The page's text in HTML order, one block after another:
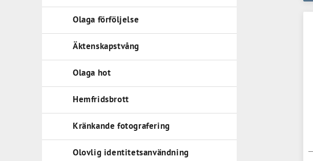
Olaga förföljelse
Äktenskapstvång
Olaga hot
Hemfridsbrott
Kränkande fotografering
Olovlig identitetsanvändning